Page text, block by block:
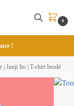
0
!
| Junji Ito | T-shirt brodé